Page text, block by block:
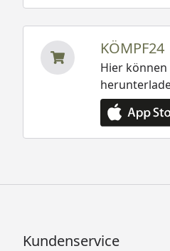
KÖMPF24
Hier können
Kundenservice